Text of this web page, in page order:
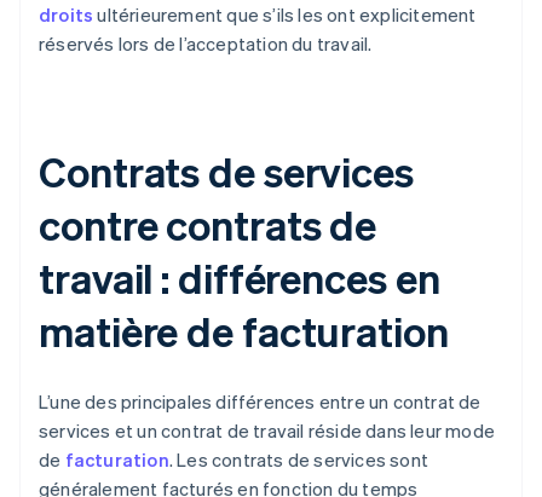
droits ultérieurement que s’ils les ont explicitement
réservés lors de l’acceptation du travail.
Contrats de services
contre contrats de
travail : différences en
matière de facturation
L’une des principales différences entre un contrat de
services et un contrat de travail réside dans leur mode
de facturation. Les contrats de services sont
généralement facturés en fonction du temps